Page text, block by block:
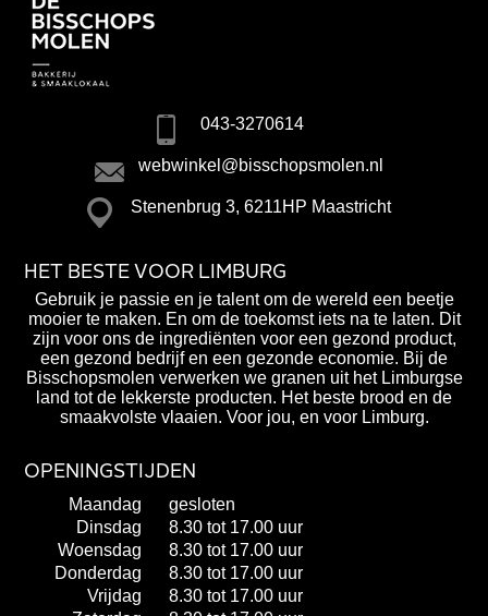
043-3270614
webwinkel@bisschopsmolen.nl
Stenenbrug 3, 6211HP Maastricht
HET BESTE VOOR LIMBURG
Gebruik je passie en je talent om de wereld een beetje
mooier te maken. En om de toekomst iets na te laten. Dit
zijn voor ons de ingrediënten voor een gezond product,
een gezond bedrijf en een gezonde economie. Bij de
Bisschopsmolen verwerken we granen uit het Limburgse
land tot de lekkerste producten. Het beste brood en de
smaakvolste vlaaien. Voor jou, en voor Limburg.
OPENINGSTIJDEN
Maandag
gesloten
Dinsdag
8.30 tot 17.00 uur
Woensdag
8.30 tot 17.00 uur
Donderdag
8.30 tot 17.00 uur
Vrijdag
8.30 tot 17.00 uur